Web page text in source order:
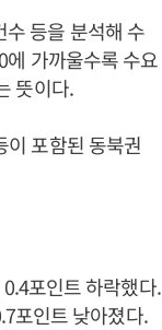
등을 분석해 수
가까울수록 수요
뜻이다.
이 포함된 동북권
포인트 하락했다.
포인트 낮아졌다.